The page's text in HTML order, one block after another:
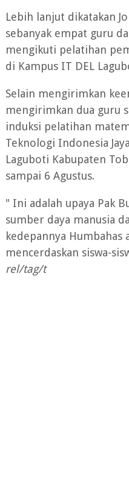
Lebih lanjut dikatakan
sebanyak empat guru
mengikuti pelatihan
di Kampus IT DEL
Selain mengirimkan
mengirimkan dua guru
induksi pelatihan
Teknologi Indonesia
Laguboti Kabupaten
sampai 6 Agustus.
" Ini adalah upaya Pak
sumber daya manusia
kedepannya Humbahas
mencerdaskan siswa-
rel/tag/t